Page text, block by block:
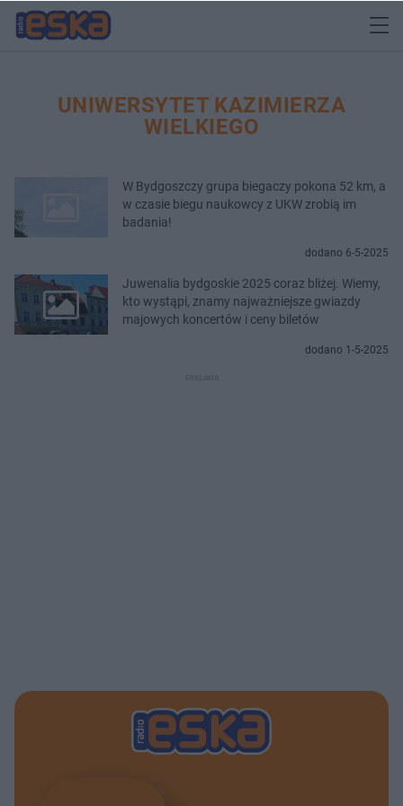
UNIWERSYTET KAZIMIERZA
WIELKIEGO
W Bydgoszczy grupa biegaczy pokona 52 km, a
w czasie biegu naukowcy z UKW zrobią im
badania!
dodano 6-5-2025
Juwenalia bydgoskie 2025 coraz bliżej. Wiemy,
kto wystąpi, znamy najważniejsze gwiazdy
majowych koncertów i ceny biletów
dodano 1-5-2025